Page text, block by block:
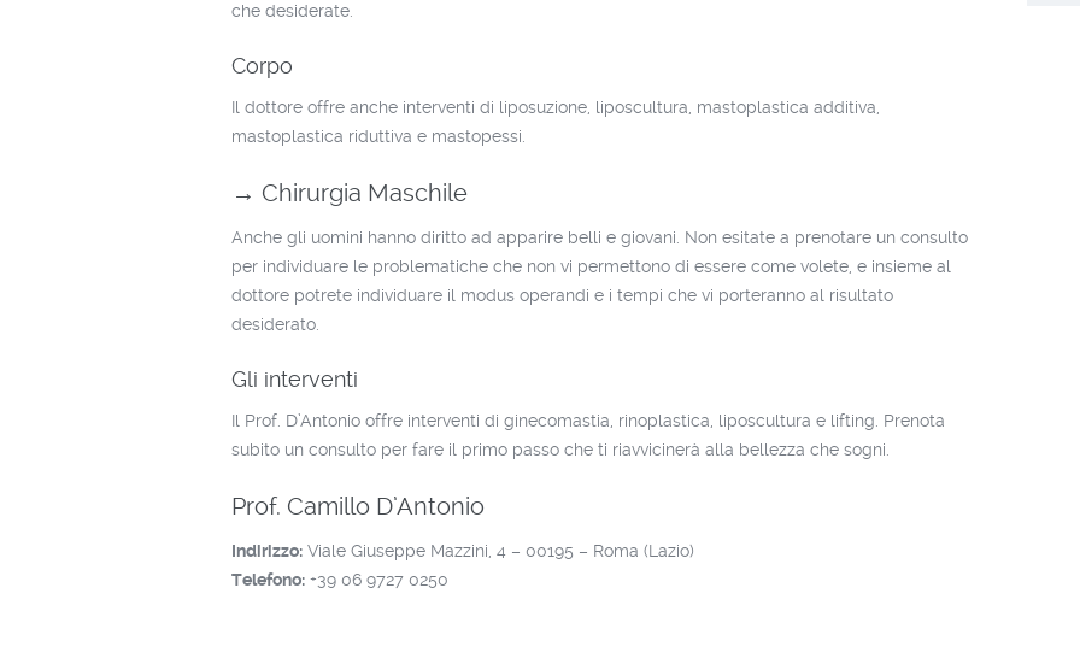
che desiderate.
Corpo
Il dottore offre anche interventi di liposuzione, liposcultura, mastoplastica additiva,
mastoplastica riduttiva e mastopessi.
→ Chirurgia Maschile
Anche gli uomini hanno diritto ad apparire belli e giovani. Non esitate a prenotare un consulto
per individuare le problematiche che non vi permettono di essere come volete, e insieme al
dottore potrete individuare il modus operandi e i tempi che vi porteranno al risultato
desiderato.
Gli interventi
Il Prof. D’Antonio offre interventi di ginecomastia, rinoplastica, liposcultura e lifting. Prenota
subito un consulto per fare il primo passo che ti riavvicinerà alla bellezza che sogni.
Prof. Camillo D’Antonio
Indirizzo: Viale Giuseppe Mazzini, 4 – 00195 – Roma (Lazio)
Telefono: +39 06 9727 0250